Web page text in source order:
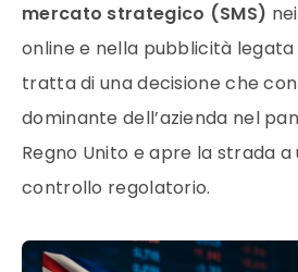
mercato strategico (SMS)
online e nella pubblicità legata
tratta di una decisione che
dominante dell’azienda nel
Regno Unito e apre la strada a
controllo regolatorio.